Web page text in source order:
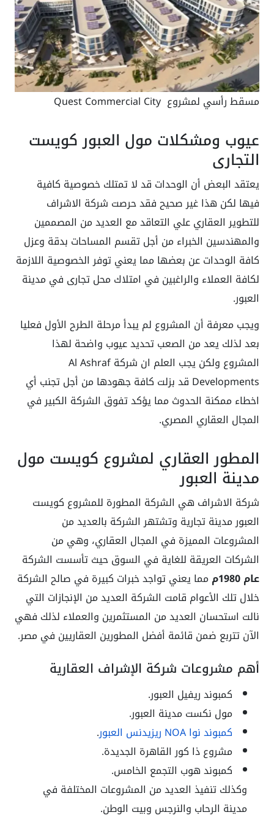
مسقط رأسي لمشروع Quest Commercial City
عيوب ومشكلات مول العبور كويست
التجاري
يعتقد البعض أن الوحدات قد لا تمتلك خصوصية كافية
فيها لكن هذا غير صحيح فقد حرصت شركة الاشراف
للتطوير العقاري علي التعاقد مع العديد من المصممين
والمهندسين الخبراء من أجل تقسم المساحات بدقة وعزل
كافة الوحدات عن بعضها مما يعني توفر الخصوصية اللازمة
لكافة العملاء والراغبين في امتلاك محل تجارى في مدينة
العبور.
ويجب معرفة أن المشروع لم يبدأ مرحلة الطرح الأول فعليا
بعد لذلك يعد من الصعب تحديد عيوب واضحة لهذا
المشروع ولكن يجب العلم ان شركة Al Ashraf
Developments قد بزلت كافة جهودها من أجل تجنب أي
اخطاء ممكنة الحدوث مما يؤكد تفوق الشركة الكبير في
المجال العقاري المصري.
المطور العقاري لمشروع كويست مول
مدينة العبور
شركة الاشراف هي الشركة المطورة للمشروع كويست
العبور مدينة تجارية وتشتهر الشركة بالعديد من
المشروعات المميزة في المجال العقاري، وهي من
الشركات العريقة للغاية في السوق حيث تأسست الشركة
عام 1980م
مما يعني تواجد خبرات كبيرة في صالح الشركة
خلال تلك الأعوام قامت الشركة العديد من الإنجازات التي
نالت استحسان العديد من المستثمرين والعملاء لذلك فهي
الآن تتربع ضمن قائمة أفضل المطورين العقاريين في مصر.
أهم مشروعات شركة الإشراف العقارية
كمبوند ريفيل العبور.
مول نكست مدينة العبور.
كمبوند نوا NOA ريزيدنس العبور
.
مشروع ذا كور القاهرة الجديدة.
كمبوند هوب التجمع الخامس.
وكذلك تنفيذ العديد من المشروعات المختلفة في
مدينة الرحاب والنرجس وبيت الوطن.